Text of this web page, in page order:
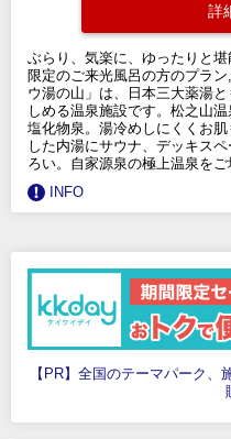
詳
ぶらり、気楽に、ゆったりと
限定のご来光風呂の方のプラ
ウ湯の山」は、日本三大薬湯
しめる温泉施設です。松之山
塩化物泉。湯冷めしにくくお
した内湯にサウナ、デッキス
ろい。自家源泉の極上温泉を
INFO
【PR】全国のテーマパーク